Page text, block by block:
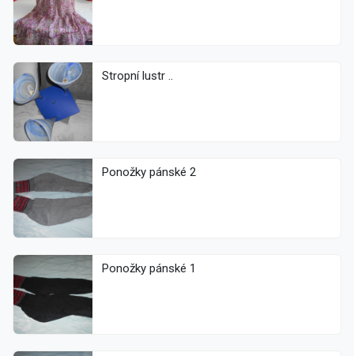
Stropní lustr ..
Ponožky pánské 2
Ponožky pánské 1